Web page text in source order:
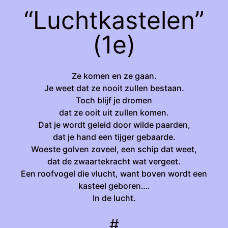
“Luchtkastelen”
(1e)
Ze komen en ze gaan.
Je weet dat ze nooit zullen bestaan.
Toch blijf je dromen
dat ze ooit uit zullen komen.
Dat je wordt geleid door wilde paarden,
dat je hand een tijger gebaarde.
Woeste golven zoveel, een schip dat weet,
dat de zwaartekracht wat vergeet.
Een roofvogel die vlucht, want boven wordt een
kasteel geboren….
In de lucht.
#